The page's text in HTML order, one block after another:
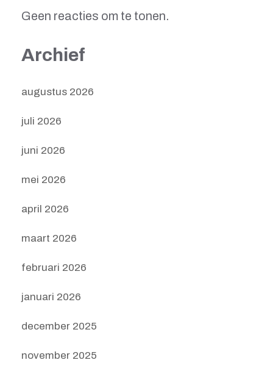
Geen reacties om te tonen.
Archief
augustus 2026
juli 2026
juni 2026
mei 2026
april 2026
maart 2026
februari 2026
januari 2026
december 2025
november 2025